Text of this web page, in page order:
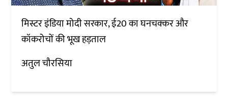
मिस्टर इंडिया मोदी सरकार, ई20 का घनचक्कर और
कॉकरोचों की भूख हड़ताल
अतुल चौरसिया